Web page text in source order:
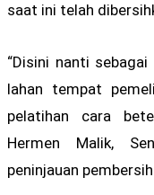
saat ini telah
“Disini nanti
lahan tempat
pelatihan cara
Hermen Malik,
peninjauan